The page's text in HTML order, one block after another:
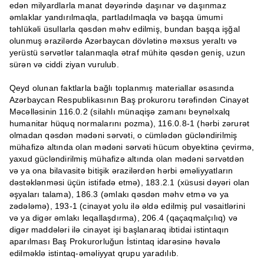
edən milyardlarla manat dəyərində daşınar və daşınmaz
əmlaklar yandırılmaqla, partladılmaqla və başqa ümumi
təhlükəli üsullarla qəsdən məhv edilmiş, bundan başqa işğal
olunmuş ərazilərdə Azərbaycan dövlətinə məxsus yeraltı və
yerüstü sərvətlər talanmaqla ətraf mühitə qəsdən geniş, uzun
sürən və ciddi ziyan vurulub.
Qeyd olunan faktlarla bağlı toplanmış materiallar əsasında
Azərbaycan Respublikasının Baş prokuroru tərəfindən Cinayət
Məcəlləsinin 116.0.2 (silahlı münaqişə zamanı beynəlxalq
humanitar hüquq normalarını pozma), 116.0.8-1 (hərbi zərurət
olmadan qəsdən mədəni sərvəti, o cümlədən gücləndirilmiş
mühafizə altında olan mədəni sərvəti hücum obyektinə çevirmə,
yaxud gücləndirilmiş mühafizə altında olan mədəni sərvətdən
və ya ona bilavasitə bitişik ərazilərdən hərbi əməliyyatların
dəstəklənməsi üçün istifadə etmə), 183.2.1 (xüsusi dəyəri olan
əşyaları talama), 186.3 (əmlakı qəsdən məhv etmə və ya
zədələmə), 193-1 (cinayət yolu ilə əldə edilmiş pul vəsaitlərini
və ya digər əmlakı leqallaşdırma), 206.4 (qaçaqmalçılıq) və
digər maddələri ilə cinayət işi başlanaraq ibtidai istintaqın
aparılması Baş Prokurorluğun İstintaq idarəsinə həvalə
edilməklə istintaq-əməliyyat qrupu yaradılıb.